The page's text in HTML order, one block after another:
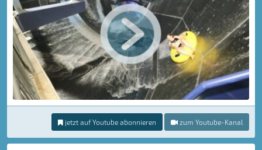
jetzt auf Youtube abonnieren zum Youtube-Kanal